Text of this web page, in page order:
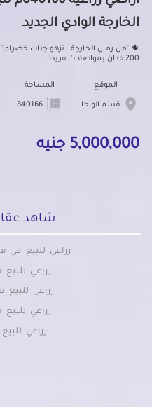
الخارجة الوادي الجديد
🌵 "من رمال الخارجة.. تزهو جنات
200 فدان بمواصفات فريدة ...
الموقع
قسم الواحات الخارجة
المساحة
5,000,000 جنيه
شاهد
زراعي للبيع في
زراعي للبيع
زراعي للبيع
زراعي
زراعي